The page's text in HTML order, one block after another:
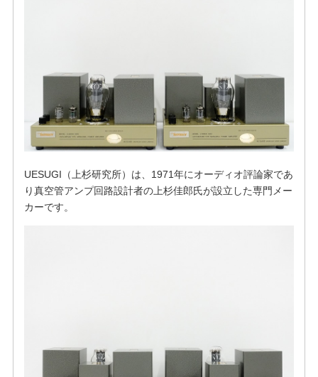
UESUGI（上杉研究所）は、1971年にオーディオ評論家であ
り真空管アンプ回路設計者の上杉佳郎氏が設立した専門メー
カーです。